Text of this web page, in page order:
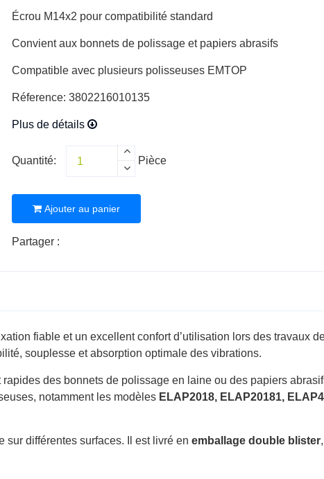
Écrou M14x2 pour compatibilité standard
Convient aux bonnets de polissage et papiers abrasifs
Compatible avec plusieurs polisseuses EMTOP
Réference: 3802216010135
Plus de détails
Quantité: Pièce
Ajouter au panier
Partager :
fiable et un excellent confort d’utilisation lors des travaux
souplesse et absorption optimale des vibrations.
des bonnets de polissage en laine ou des papiers
notamment les modèles ELAP2018, ELAP20181,
sur différentes surfaces. Il est livré en emballage double blister